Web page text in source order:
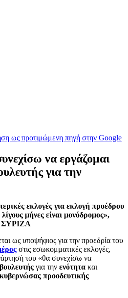
ως προτιμώμενη πηγή στην Google
να εργάζομαι
για την
εκλογές για εκλογή προέδρου
μήνες είναι μονόδρομος»,
ΣΥΡΙΖΑ
ως υποψήφιος για την προεδρία του
στις εσωκομματικές εκλογές,
του «θα συνεχίσω να
για την ενότητα και
προοδευτικής